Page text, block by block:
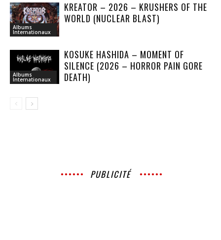
Albums
Internationaux
KREATOR – 2026 – KRUSHERS OF THE
WORLD (NUCLEAR BLAST)
Albums
Internationaux
KOSUKE HASHIDA – MOMENT OF
SILENCE (2026 – HORROR PAIN GORE
DEATH)
PUBLICITÉ